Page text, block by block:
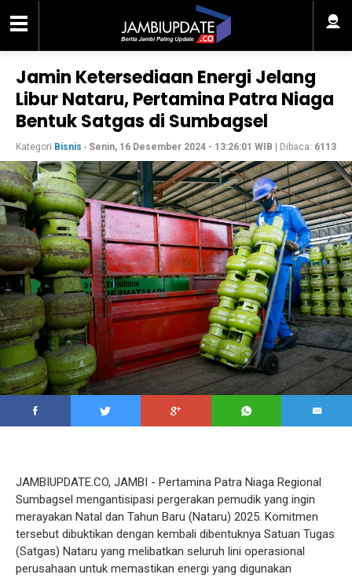
Jamin Ketersediaan Energi Jelang
Libur Nataru, Pertamina Patra Niaga
Bentuk Satgas di Sumbagsel
Kategori Bisnis - Senin, 16 Desember 2024 - 13:26:01 WIB | Dibaca: 6113
JAMBIUPDATE.CO, JAMBI - Pertamina Patra Niaga Regional
Sumbagsel mengantisipasi pergerakan pemudik yang ingin
merayakan Natal dan Tahun Baru (Nataru) 2025. Komitmen
tersebut dibuktikan dengan kembali dibentuknya Satuan Tugas
(Satgas) Nataru yang melibatkan seluruh lini operasional
perusahaan untuk memastikan energi yang digunakan